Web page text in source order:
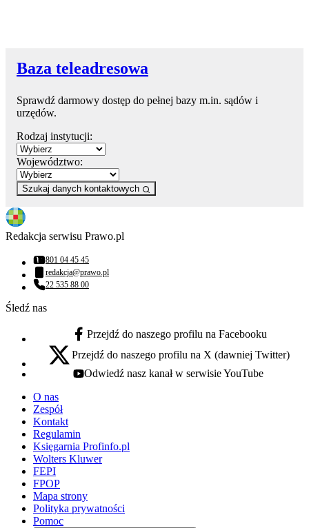
Baza teleadresowa
Sprawdź darmowy dostęp do pełnej bazy m.in. sądów i
urzędów.
Rodzaj instytucji:
Województwo:
Szukaj danych kontaktowych
Redakcja serwisu Prawo.pl
Numer telefonu:
801 04 45 45
Adres email:
redakcja@prawo.pl
Numer telefonu:
22 535 88 00
Śledź nas
facebook - otwiera się w nowej karcie
Przejdź do naszego profilu na Facebooku
x - otwiera się w nowej karcie
Przejdź do naszego profilu na X (dawniej Twitter)
youtube - otwiera się w nowej karcie
Odwiedź nasz kanał w serwisie YouTube
O nas
Zespół
Kontakt
Regulamin
Księgarnia Profinfo.pl
Wolters Kluwer
FEPI
FPOP
Mapa strony
Polityka prywatności
Pomoc